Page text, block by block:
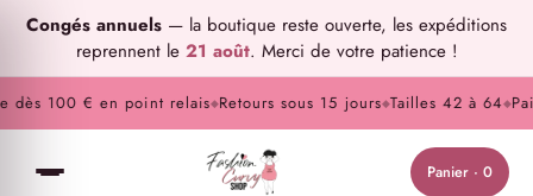
Congés annuels — la boutique reste ouverte, les expéditions
reprennent le 21 août. Merci de votre patience !
100 € en point relais◆Retours sous 15 jours◆Tailles 42 à 64◆
Panier · 0